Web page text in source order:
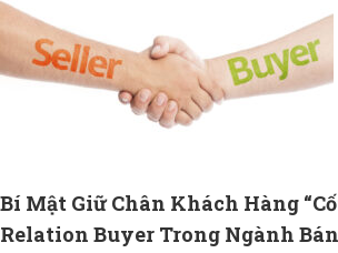
Bí Mật Giữ Chân Khách Hàng
Relation Buyer Trong Ngành